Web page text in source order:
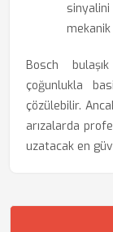
Bosch
çoğunlukla
çözülebilir.
arızalarda
uzatacak en